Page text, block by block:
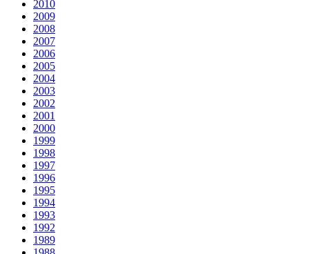
2010
2009
2008
2007
2006
2005
2004
2003
2002
2001
2000
1999
1998
1997
1996
1995
1994
1993
1992
1989